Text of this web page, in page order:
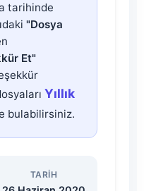
tarihinde
"Dosya
Et"
Yıllık
bulabilirsiniz.
TARIH